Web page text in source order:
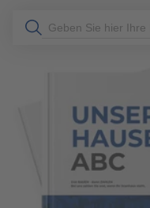
Allgemeines
GRÜNER
GESTALTEN
Wohnen im Grünen:
Geben Sie hier Ihre